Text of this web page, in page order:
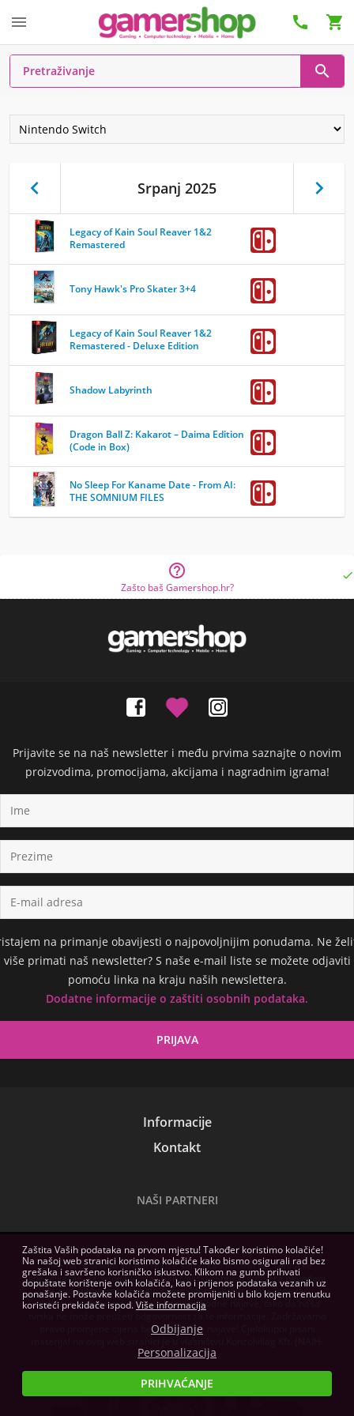
  

 
Srpanj 2025
Legacy of Kain Soul Reaver 1&2
Remastered
Tony Hawk's Pro Skater 3+4
Legacy of Kain Soul Reaver 1&2
Remastered - Deluxe Edition
Shadow Labyrinth
Dragon Ball Z: Kakarot – Daima Edition
(Code in Box)
No Sleep For Kaname Date - From AI:
THE SOMNIUM FILES

Zašto baš Gamershop.hr?

Prijavite se na naš newsletter i među prvima saznajte o novim
proizvodima, promocijama, akcijama i nagradnim igrama!
na primanje obavijesti o najpovoljnijim ponudama. Ne
više primati naš newsletter? S naše e-mail liste se možete odjaviti
pomoću linka na kraju naših newslettera.
Dodatne informacije o zaštiti osobnih podataka.
Informacije
Kontakt
NAŠI PARTNERI
Slike na ovoj web stranici služe samo kao ilustracija. Tehničke
specifikacije, sadržaji paketa i hardverski zahtjevi softvera navedeni
na ovoj web stranici imaju samo informativnu svrhu, izdavači
zadržavaju pravo na izmjene bez prethodne najave, tako da naša
pravo promjene cijena bez prethodne najave! Cjelokupni pisani
82255/2014.)
Zaštita Vaših podataka na prvom mjestu! Također koristimo kolačiće!
Na našoj web stranici koristimo kolačiće kako bismo osigurali rad bez
grešaka i savršeno korisničko iskustvo. Klikom na gumb prihvati
dopuštate korištenje ovih kolačića, kao i prijenos podataka vezanih uz
ponašanje. Postavke kolačića možete promijeniti u bilo kojem trenutku
koristeći prekidače ispod.Više informacija
Odbijanje
Personalizacija
PRIHVAĆANJE